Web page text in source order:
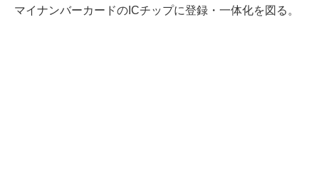
マイナンバーカードのICチップに登録・一体化を図る。